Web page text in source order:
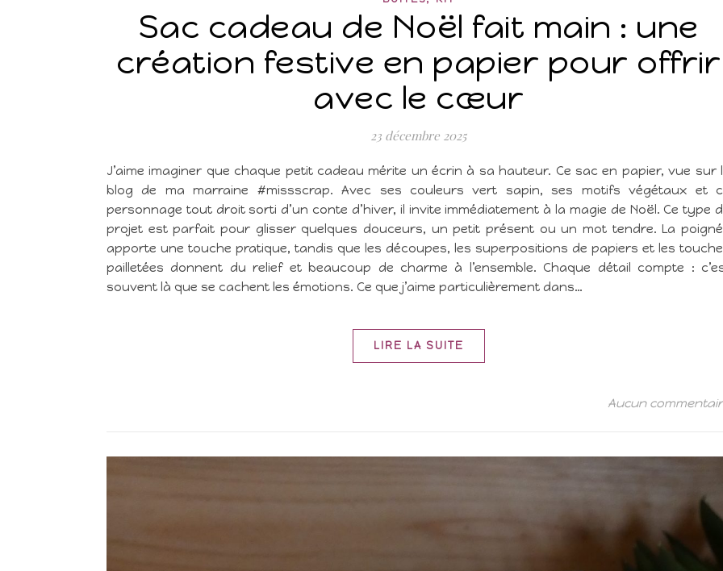
Sac cadeau de Noël fait main : une
création festive en papier pour offrir
avec le cœur
23 décembre 2025
J’aime imaginer que chaque petit cadeau mérite un écrin à sa hauteur. Ce sac en papier, vue sur
blog de ma marraine #missscrap. Avec ses couleurs vert sapin, ses motifs végétaux et
personnage tout droit sorti d’un conte d’hiver, il invite immédiatement à la magie de Noël. Ce type
projet est parfait pour glisser quelques douceurs, un petit présent ou un mot tendre. La
apporte une touche pratique, tandis que les découpes, les superpositions de papiers et les
pailletées donnent du relief et beaucoup de charme à l’ensemble. Chaque détail compte :
souvent là que se cachent les émotions. Ce que j’aime particulièrement dans…
LIRE LA SUITE
Aucun